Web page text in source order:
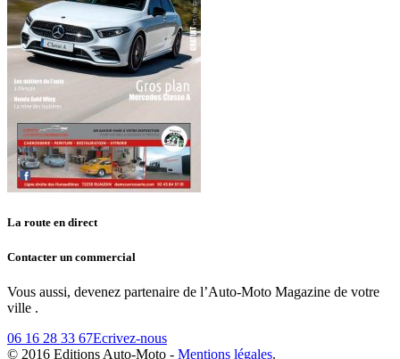
La route en direct
Contacter un commercial
Vous aussi, devenez partenaire de l’Auto-Moto Magazine de votre
ville .
06 16 28 33 67Ecrivez-nous
© 2016 Editions Auto-Moto - Mentions légales.